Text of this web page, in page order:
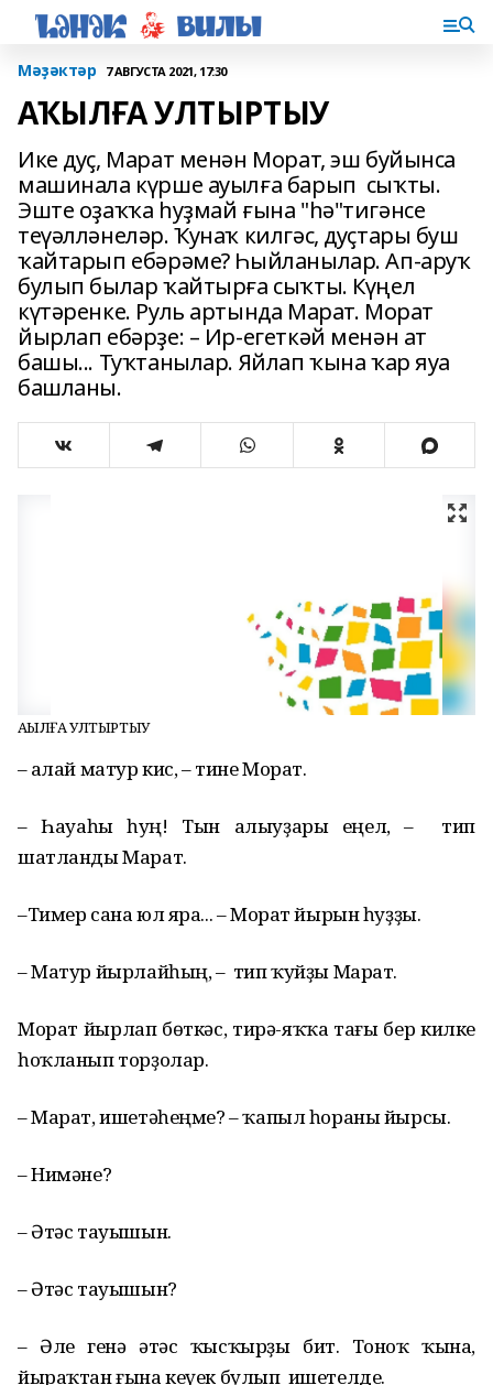
Мәҙәктәр 7 АВГУСТА 2021, 17:30
АҠЫЛҒА УЛТЫРТЫУ
Ике дуҫ, Марат менән Морат, эш буйынса
машинала күрше ауылға барып сыҡты.
Эште оҙаҡҡа һуҙмай ғына "һә"тигәнсе
теүәлләнеләр. Ҡунаҡ килгәс, дуҫтары буш
ҡайтарып ебәрәме? Һыйланылар. Ап-аруҡ
булып былар ҡайтырға сыҡты. Күңел
күтәренке. Руль артында Марат. Морат
йырлап ебәрҙе: – Ир-егеткәй менән ат
башы... Туҡтанылар. Яйлап ҡына ҡар яуа
башланы.
АҠЫЛҒА УЛТЫРТЫУ
– Ҡалай матур кис, – тине Морат.
– Һауаһы һуң! Тын алыуҙары еңел, – тип
шатланды Марат.
–Тимер сана юл яра... – Морат йырын һуҙҙы.
– Матур йырлайһың, – тип ҡуйҙы Марат.
Морат йырлап бөткәс, тирә-яҡҡа тағы бер килке
һоҡланып торҙолар.
– Марат, ишетәһеңме? – ҡапыл һораны йырсы.
– Нимәне?
– Әтәс тауышын.
– Әтәс тауышын?
– Әле генә әтәс ҡысҡырҙы бит. Тоноҡ ҡына,
йыраҡтан ғына кеүек булып ишетелде.